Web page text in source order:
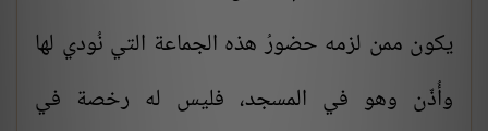
يكون ممن لزمه حضورُ هذه الجماعة التي نُودي لها
وأُذّن وهو في المسجد، فليس له رخصة في